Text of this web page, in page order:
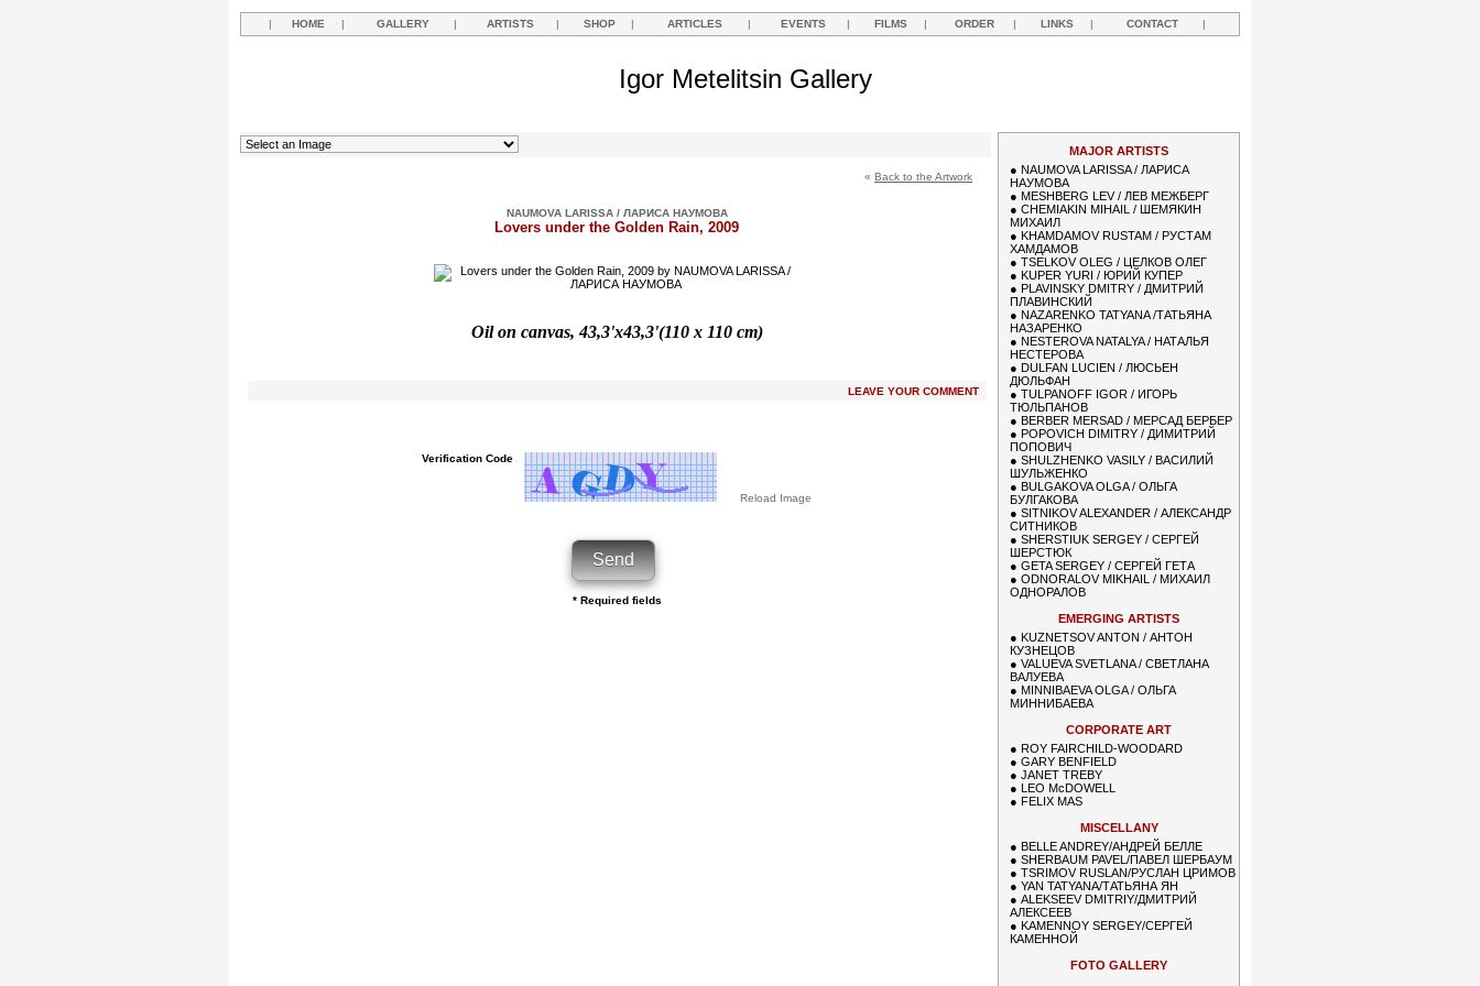
| HOME | GALLERY | ARTISTS | SHOP | ARTICLES | EVENTS | FILMS | ORDER | LINKS | CONTACT |
Igor Metelitsin Gallery
« Back to the Artwork
NAUMOVA LARISSA / ЛАРИСА НАУМОВА
Lovers under the Golden Rain, 2009
Oil on canvas, 43,3'x43,3'(110 x 110 cm)
LEAVE YOUR COMMENT
Verification Code
Reload Image
* Required fields
MAJOR ARTISTS
● NAUMOVA LARISSA / ЛАРИСА
НАУМОВА
● MESHBERG LEV / ЛЕВ МЕЖБЕРГ
● CHEMIAKIN MIHAIL / ШЕМЯКИН
МИХАИЛ
● KHAMDAMOV RUSTAM / РУСТАМ
ХАМДАМОВ
● TSELKOV OLEG / ЦЕЛКОВ ОЛЕГ
● KUPER YURI / ЮРИЙ КУПЕР
● PLAVINSKY DMITRY / ДМИТРИЙ
ПЛАВИНСКИЙ
● NAZARENKO TATYANA /ТАТЬЯНА
НАЗАРЕНКО
● NESTEROVA NATALYA / НАТАЛЬЯ
НЕСТЕРОВА
● DULFAN LUCIEN / ЛЮСЬЕН
ДЮЛЬФАН
● TULPANOFF IGOR / ИГОРЬ
ТЮЛЬПАНОВ
● BERBER MERSAD / МЕРСАД БЕРБЕР
● POPOVICH DIMITRY / ДИМИТРИЙ
ПОПОВИЧ
● SHULZHENKO VASILY / ВАСИЛИЙ
ШУЛЬЖЕНКО
● BULGAKOVA OLGA / ОЛЬГА
БУЛГАКОВА
● SITNIKOV ALEXANDER / АЛЕКСАНДР
СИТНИКОВ
● SHERSTIUK SERGEY / СЕРГЕЙ
ШЕРСТЮК
● GETA SERGEY / СЕРГЕЙ ГЕТА
● ODNORALOV MIKHAIL / МИХАИЛ
ОДНОРАЛОВ
EMERGING ARTISTS
● KUZNETSOV ANTON / АНТОН
КУЗНЕЦОВ
● VALUEVA SVETLANA / СВЕТЛАНА
ВАЛУЕВА
● MINNIBAEVA OLGA / ОЛЬГА
МИННИБАЕВА
CORPORATE ART
● ROY FAIRCHILD-WOODARD
● GARY BENFIELD
● JANET TREBY
● LEO McDOWELL
● FELIX MAS
MISCELLANY
● BELLE ANDREY/АНДРЕЙ БЕЛЛЕ
● SHERBAUM PAVEL/ПАВЕЛ ШЕРБАУМ
● TSRIMOV RUSLAN/РУСЛАН ЦРИМОВ
● YAN TATYANA/ТАТЬЯНА ЯН
● ALEKSEEV DMITRIY/ДМИТРИЙ
АЛЕКСЕЕВ
● KAMENNOY SERGEY/СЕРГЕЙ
КАМЕННОЙ
FOTO GALLERY